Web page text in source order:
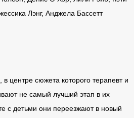
Лэнг, Анджела Бассетт
в центре сюжета которого терапевт и
не самый лучший этап в их
с детьми они переезжают в новый